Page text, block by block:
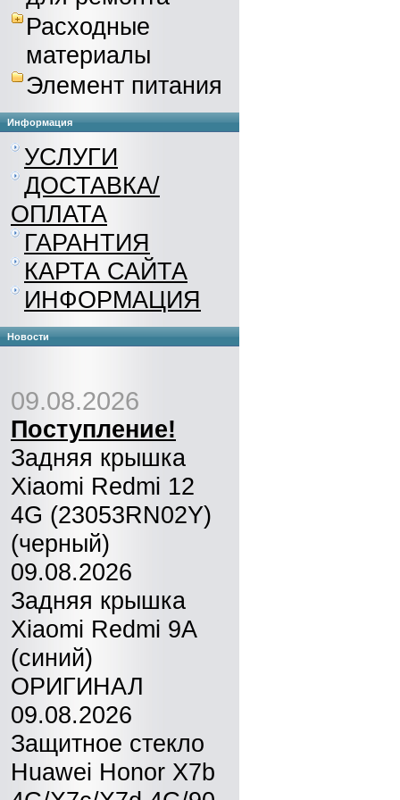
Расходные
материалы
Элемент питания
Информация
УСЛУГИ
ДОСТАВКА/
ОПЛАТА
ГАРАНТИЯ
КАРТА САЙТА
ИНФОРМАЦИЯ
Новости
09.08.2026
Поступление!
Задняя крышка
Xiaomi Redmi 12
4G (23053RN02Y)
(черный)
09.08.2026
Задняя крышка
Xiaomi Redmi 9A
(синий)
ОРИГИНАЛ
09.08.2026
Защитное стекло
Huawei Honor X7b